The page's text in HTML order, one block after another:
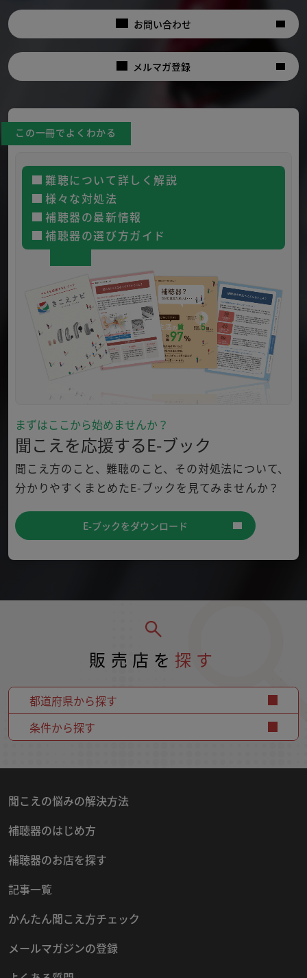
お問い合わせ
メルマガ登録
この一冊でよくわかる
まずはここから始めませんか？
聞こえを応援するE-ブック
聞こえ方のこと、難聴のこと、その対処法について、
分かりやすくまとめたE-ブックを見てみませんか？
E-ブックをダウンロード
難聴について詳しく解説
様々な対処法
補聴器の最新情報
補聴器の選び方ガイド
販売店を 探す
都道府県から探す
条件から探す
聞こえの悩みの解決方法
補聴器のはじめ方
補聴器のお店を探す
記事一覧
かんたん聞こえ方チェック
メールマガジンの登録